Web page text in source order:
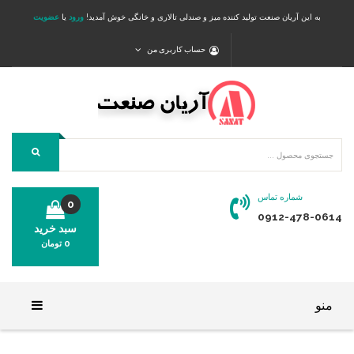
به این آریان صنعت تولید کننده میز و صندلی تالاری و خانگی خوش آمدید! ورود یا عضویت
حساب کاربری من
شماره تماس
0912-478-0614
سبد خرید
0
0 تومان
منو